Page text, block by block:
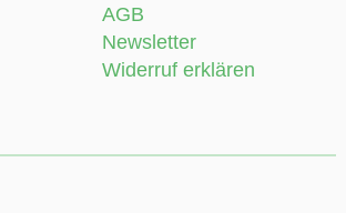
AGB
Newsletter
Widerruf erklären